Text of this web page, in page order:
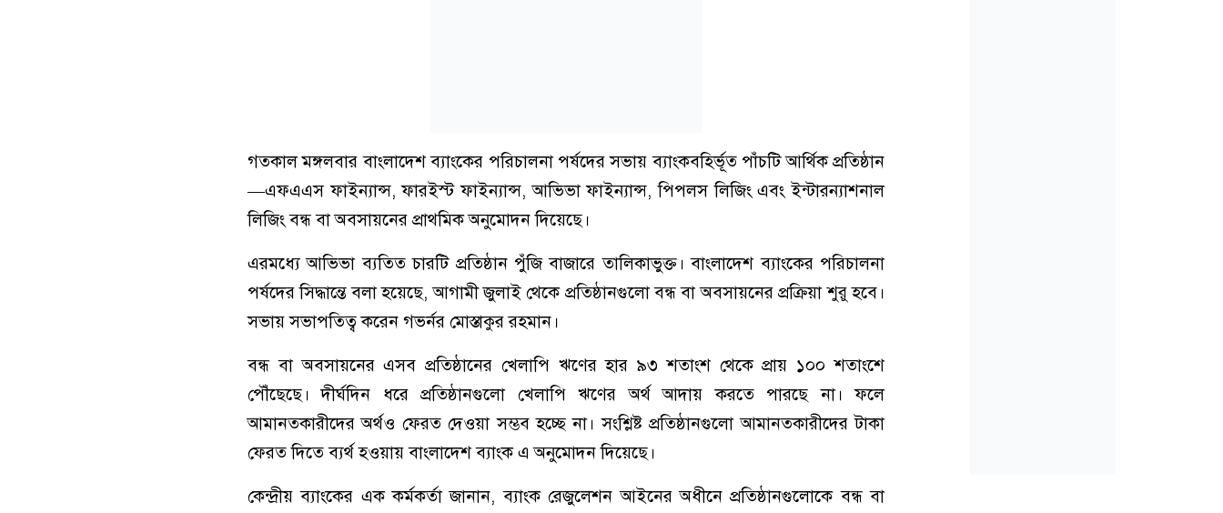
গতকাল মঙ্গলবার বাংলাদেশ ব্যাংকের পরিচালনা পর্ষদের সভায় ব্যাংকবহির্ভূত পাঁচটি আর্থিক প্রতিষ্ঠান
—এফএএস ফাইন্যান্স, ফারইস্ট ফাইন্যান্স, আভিভা ফাইন্যান্স, পিপলস লিজিং এবং ইন্টারন্যাশনাল
লিজিং বন্ধ বা অবসায়নের প্রাথমিক অনুমোদন দিয়েছে।
এরমধ্যে আভিভা ব্যতিত চারটি প্রতিষ্ঠান পুঁজি বাজারে তালিকাভুক্ত। বাংলাদেশ ব্যাংকের পরিচালনা
পর্ষদের সিদ্ধান্তে বলা হয়েছে, আগামী জুলাই থেকে প্রতিষ্ঠানগুলো বন্ধ বা অবসায়নের প্রক্রিয়া শুরু হবে।
সভায় সভাপতিত্ব করেন গভর্নর মোস্তাকুর রহমান।
বন্ধ বা অবসায়নের এসব প্রতিষ্ঠানের খেলাপি ঋণের হার ৯৩ শতাংশ থেকে প্রায় ১০০ শতাংশে
পৌঁছেছে। দীর্ঘদিন ধরে প্রতিষ্ঠানগুলো খেলাপি ঋণের অর্থ আদায় করতে পারছে না। ফলে
আমানতকারীদের অর্থও ফেরত দেওয়া সম্ভব হচ্ছে না। সংশ্লিষ্ট প্রতিষ্ঠানগুলো আমানতকারীদের টাকা
ফেরত দিতে ব্যর্থ হওয়ায় বাংলাদেশ ব্যাংক এ অনুমোদন দিয়েছে।
কেন্দ্রীয় ব্যাংকের এক কর্মকর্তা জানান, ব্যাংক রেজুলেশন আইনের অধীনে প্রতিষ্ঠানগুলোকে বন্ধ বা